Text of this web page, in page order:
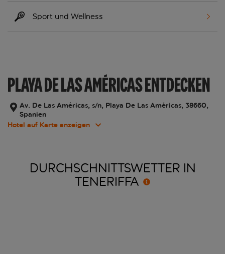
Sport und Wellness
PLAYA DE LAS AMÉRICAS ENTDECKEN
Av. De Las Américas, s/n, Playa De Las Américas, 38660,
Spanien
Hotel auf Karte anzeigen
DURCHSCHNITTSWETTER IN
TENERIFFA